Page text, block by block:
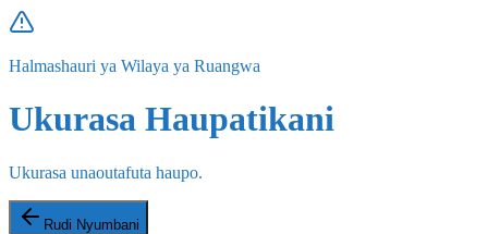
Halmashauri ya Wilaya ya Ruangwa
Ukurasa Haupatikani
Ukurasa unaoutafuta haupo.
Rudi Nyumbani